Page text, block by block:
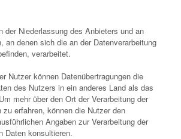
der Niederlassung des Anbieters und an
an denen sich die an der Datenverarbeitung
verarbeitet.
Nutzer können Datenübertragungen die
des Nutzers in ein anderes Land als das
mehr über den Ort der Verarbeitung der
zu erfahren, können die Nutzer den
Angaben zur Verarbeitung der
Daten konsultieren.